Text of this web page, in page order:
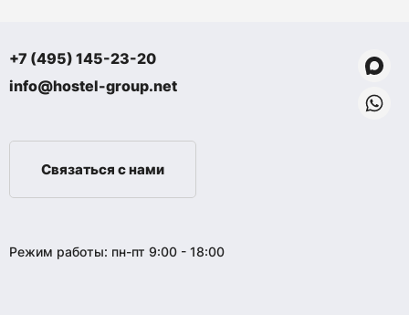
Режим работы: пн-пт 9:00 - 18:00
+7 (495) 145-23-20
info@hostel-group.net
Связаться с нами